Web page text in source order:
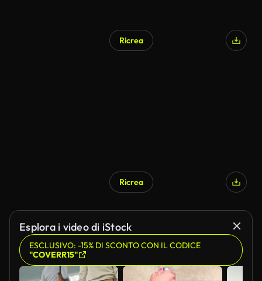
Ricrea
Ricrea
Esplora i video di iStock
ESCLUSIVO: -15% DI SCONTO CON IL CODICE
"COVERR15"